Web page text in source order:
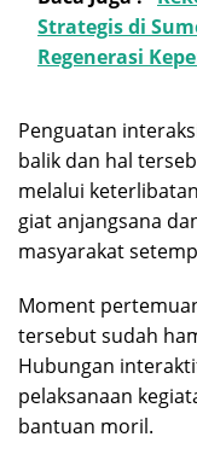
Strategis di
Regenerasi
Penguatan
balik dan hal
melalui
giat anjangsana
masyarakat
Moment
tersebut sudah
Hubungan
pelaksanaan
bantuan moril.